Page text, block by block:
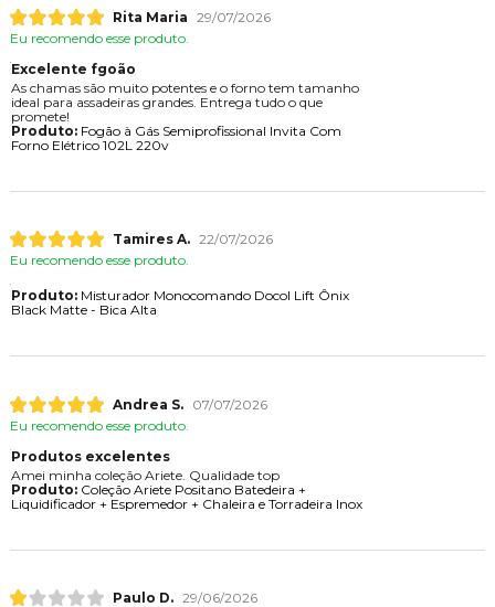
Rita Maria 29/07/2026
Eu recomendo esse produto.
Excelente fgoão
As chamas são muito potentes e o forno tem tamanho
ideal para assadeiras grandes. Entrega tudo o que
promete!
Produto:Fogão à Gás Semiprofissional Invita Com
Forno Elétrico 102L 220v
Tamires A. 22/07/2026
Eu recomendo esse produto.
Produto:Misturador Monocomando Docol Lift Ônix
Black Matte - Bica Alta
Andrea S.
07/07/2026
Eu recomendo esse produto.
Produtos excelentes
Amei minha coleção Ariete. Qualidade top
Produto:Coleção Ariete Positano Batedeira +
Liquidificador + Espremedor + Chaleira e Torradeira Inox
Paulo D. 29/06/2026